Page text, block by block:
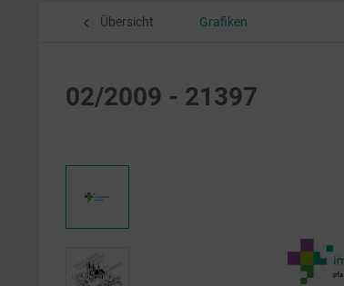
Übersicht Grafiken
02/2009 - 21397